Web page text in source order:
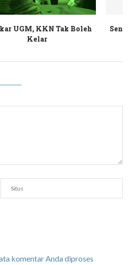
Setengah Mati Orang-Orang
Bantaran Rel Kereta Api
komentar Anda diproses